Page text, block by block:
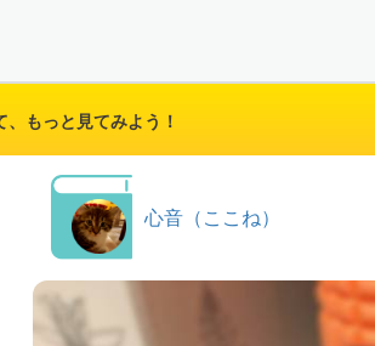
もっと見てみよう！
心音（ここね）